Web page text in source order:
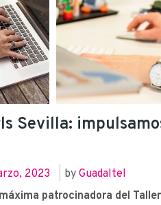
Sevilla:
2023 by Guadaltel
patrocinadora del